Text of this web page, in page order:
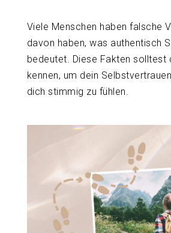
Viele Menschen haben falsche
davon haben, was authentisch
bedeutet. Diese Fakten solltest
kennen, um dein
dich stimmig zu fühlen.